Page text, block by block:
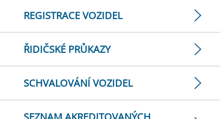
REGISTRACE VOZIDEL
ŘIDIČSKÉ PRŮKAZY
SCHVALOVÁNÍ VOZIDEL